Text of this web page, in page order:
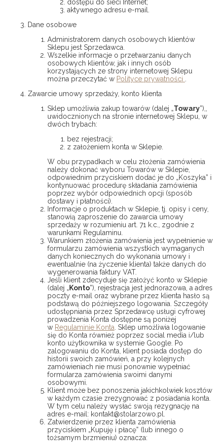
dostępu do sieci Internet;
aktywnego adresu e-mail.
Dane osobowe
Administratorem danych osobowych klientów
Sklepu jest Sprzedawca.
Wszelkie informacje o przetwarzaniu danych
osobowych klientów, jak i innych osób
korzystających ze strony internetowej Sklepu
można przeczytać w Polityce prywatności
Zawarcie umowy sprzedaży, konto klienta
Sklep umożliwia zakup towarów (dalej „Towary”),,
uwidocznionych na stronie internetowej Sklepu, w
dwóch trybach:
bez rejestracji;
z założeniem konta w Sklepie.
W obu przypadkach w celu złożenia zamówienia
należy dokonać wyboru Towarów w Sklepie,
odpowiednim przyciskiem dodać je do „Koszyka” i
kontynuować procedurę składania zamówienia
poprzez wybór odpowiednich opcji (sposób
dostawy i płatności).
Informacje o produktach w Sklepie, tj. opisy i ceny,
stanowią zaproszenie do zawarcia umowy
sprzedaży w rozumieniu art. 71 k.c., zgodnie z
warunkami Regulaminu.
Warunkiem złożenia zamówienia jest wypełnienie w
formularzu zamówienia wszystkich wymaganych
danych koniecznych do wykonania umowy i
ewentualnie (na życzenie klienta) także danych do
wygenerowania faktury VAT.
Jeśli klient zdecyduje się założyć konto w Sklepie
(dalej „ Konto”), rejestracja jest jednorazowa, a adres
poczty e-mail oraz wybrane przez klienta hasło są
podstawą do późniejszego logowania. Szczegóły
udostępniania przez Sprzedawcę usługi cyfrowej
prowadzenia Konta dostępne są poniżej
w Regulaminie Konta . Sklep umożliwia logowanie
się do Konta również poprzez social media i/lub
konto użytkownika w systemie Google. Po
zalogowaniu do Konta, klient posiada dostęp do
historii swoich zamówień, a przy kolejnych
zamówieniach nie musi ponownie wypełniać
formularza zamówienia swoimi danymi
osobowymi.
Klient może bez ponoszenia jakichkolwiek kosztów
w każdym czasie zrezygnować z posiadania konta.
W tym celu należy wysłać swoją rezygnację na
adres e-mail: kontakt@stolarzowo.pl.
Zatwierdzenie przez klienta zamówienia
przyciskiem „Kupuję i płacę” (lub innego o
tożsamym brzmieniu) oznacza: